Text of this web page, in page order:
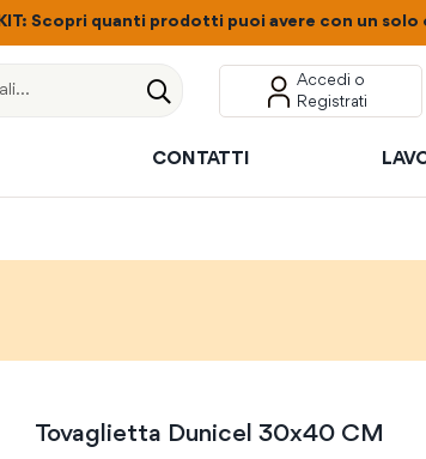
Scopri quanti prodotti puoi avere con un solo
Accedi o
Registrati
CONTATTI
Tovaglietta Dunicel 30x40 CM